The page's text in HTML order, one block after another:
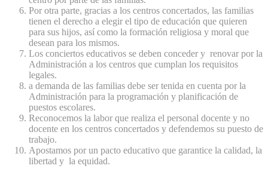
Por otra parte, gracias a los centros concertados, las familias
tienen el derecho a elegir el tipo de educación que quieren
para sus hijos, así como la formación religiosa y moral que
desean para los mismos.
Los conciertos educativos se deben conceder y renovar por la
Administración a los centros que cumplan los requisitos
legales.
a demanda de las familias debe ser tenida en cuenta por la
Administración para la programación y planificación de
puestos escolares.
Reconocemos la labor que realiza el personal docente y no
docente en los centros concertados y defendemos su puesto de
trabajo.
Apostamos por un pacto educativo que garantice la calidad, la
libertad y la equidad.